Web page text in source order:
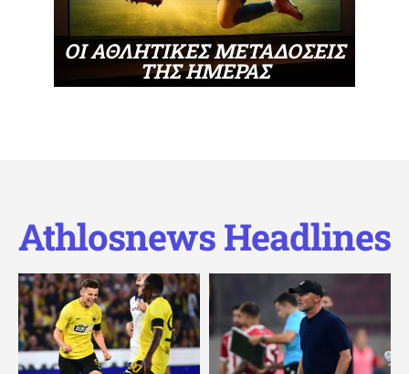
ΟΙ ΑΘΛΗΤΙΚΕΣ ΜΕΤΑΔΟΣΕΙΣ
ΤΗΣ ΗΜΕΡΑΣ
Athlosnews Headlines